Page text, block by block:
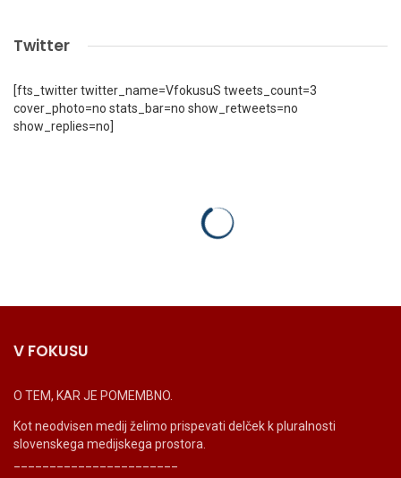
Twitter
[fts_twitter twitter_name=VfokusuS tweets_count=3
cover_photo=no stats_bar=no show_retweets=no
show_replies=no]
V FOKUSU
O TEM, KAR JE POMEMBNO.
Kot neodvisen medij želimo prispevati delček k pluralnosti
slovenskega medijskega prostora.